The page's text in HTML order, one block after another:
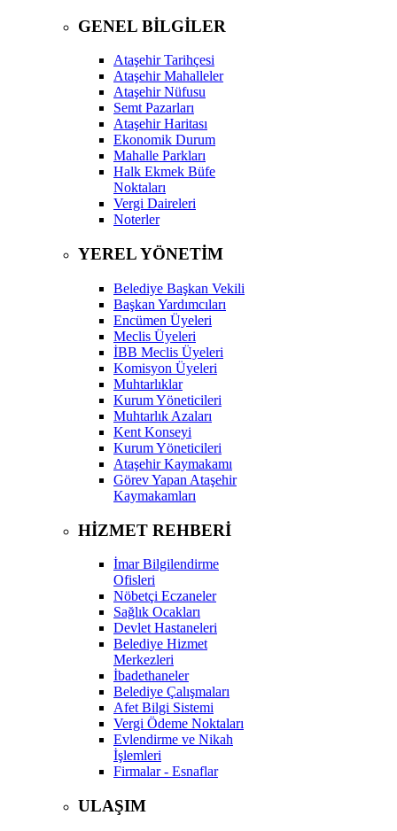
GENEL BİLGİLER
Ataşehir Tarihçesi
Ataşehir Mahalleler
Ataşehir Nüfusu
Semt Pazarları
Ataşehir Haritası
Ekonomik Durum
Mahalle Parkları
Halk Ekmek Büfe
Noktaları
Vergi Daireleri
Noterler
YEREL YÖNETİM
Belediye Başkan Vekili
Başkan Yardımcıları
Encümen Üyeleri
Meclis Üyeleri
İBB Meclis Üyeleri
Komisyon Üyeleri
Muhtarlıklar
Kurum Yöneticileri
Muhtarlık Azaları
Kent Konseyi
Kurum Yöneticileri
Ataşehir Kaymakamı
Görev Yapan Ataşehir
Kaymakamları
HİZMET REHBERİ
İmar Bilgilendirme
Ofisleri
Nöbetçi Eczaneler
Sağlık Ocakları
Devlet Hastaneleri
Belediye Hizmet
Merkezleri
İbadethaneler
Belediye Çalışmaları
Afet Bilgi Sistemi
Vergi Ödeme Noktaları
Evlendirme ve Nikah
İşlemleri
Firmalar - Esnaflar
ULAŞIM